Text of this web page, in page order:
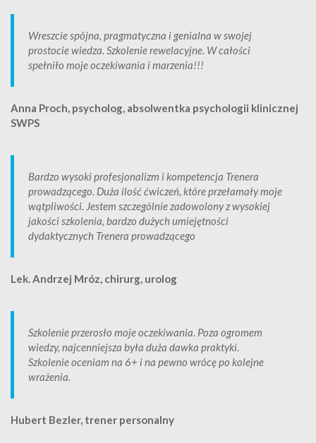
Wreszcie spójna, pragmatyczna i genialna w swojej
prostocie wiedza. Szkolenie rewelacyjne. W całości
spełniło moje oczekiwania i marzenia!!!
Anna Proch, psycholog, absolwentka psychologii klinicznej
SWPS
Bardzo wysoki profesjonalizm i kompetencja Trenera
prowadzącego. Duża ilość ćwiczeń, które przełamały moje
wątpliwości. Jestem szczególnie zadowolony z wysokiej
jakości szkolenia, bardzo dużych umiejętności
dydaktycznych Trenera prowadzącego
Lek. Andrzej Mróz, chirurg, urolog
Szkolenie przerosło moje oczekiwania. Poza ogromem
wiedzy, najcenniejsza była duża dawka praktyki.
Szkolenie oceniam na 6+ i na pewno wrócę po kolejne
wrażenia.
Hubert Bezler, trener personalny